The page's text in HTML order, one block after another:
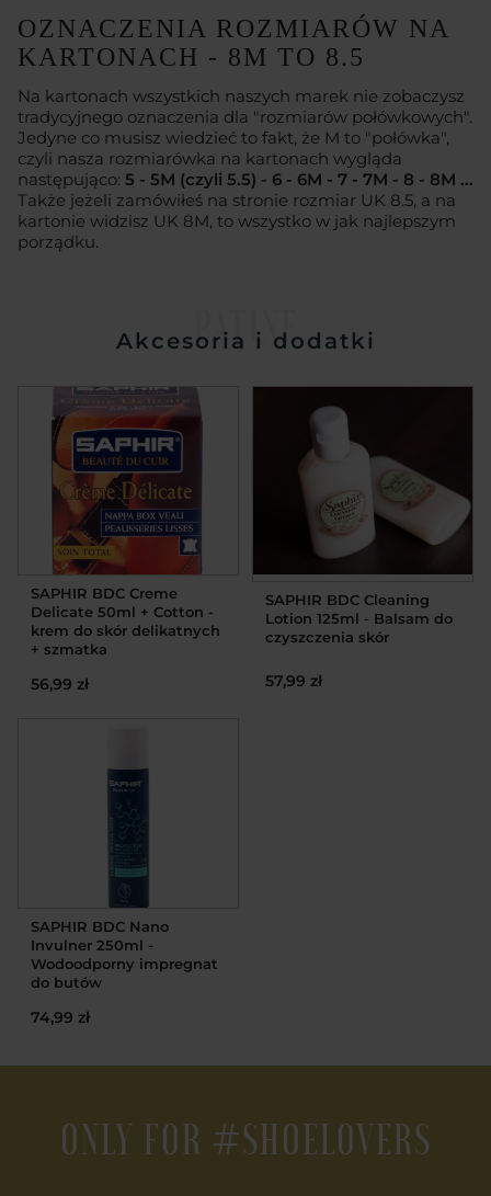
OZNACZENIA ROZMIARÓW NA
KARTONACH - 8M TO 8.5
Na kartonach wszystkich naszych marek nie zobaczysz
tradycyjnego oznaczenia dla "rozmiarów połówkowych".
Jedyne co musisz wiedzieć to fakt, że M to "połówka",
czyli nasza rozmiarówka na kartonach wygląda
następująco: 5 - 5M (czyli 5.5) - 6 - 6M - 7 - 7M - 8 - 8M ...
Także jeżeli zamówiłeś na stronie rozmiar UK 8.5, a na
kartonie widzisz UK 8M, to wszystko w jak najlepszym
porządku.
PATINE
Akcesoria i dodatki
SAPHIR BDC Creme
Delicate 50ml + Cotton -
krem do skór delikatnych
+ szmatka
56,99 zł
SAPHIR BDC Cleaning
Lotion 125ml - Balsam do
czyszczenia skór
57,99 zł
SAPHIR BDC Nano
Invulner 250ml -
Wodoodporny impregnat
do butów
74,99 zł
ONLY FOR #SHOELOVERS